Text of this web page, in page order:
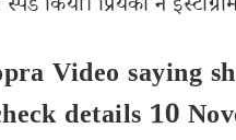
किया। प्रियंका ने
Video saying
details 10